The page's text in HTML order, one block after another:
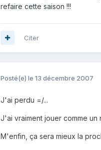
refaire cette saison !!!
Citer
Posté(e) le 13 décembre 2007
J'ai perdu =/...
J'ai vraiment jouer comme
M'enfin, ça sera mieux la